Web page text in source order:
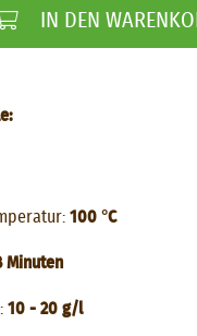
IN DEN
100 °C
Minuten
10 - 20 g/l